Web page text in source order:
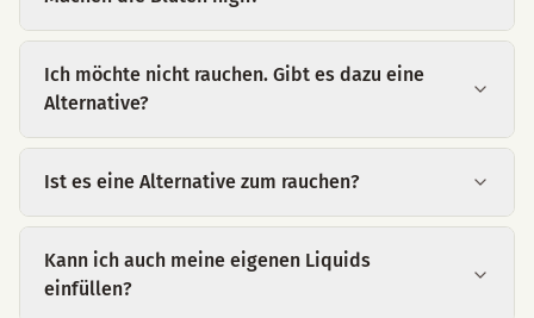
Ich möchte nicht rauchen. Gibt es dazu eine
Alternative?
Ist es eine Alternative zum rauchen?
Kann ich auch meine eigenen Liquids
einfüllen?